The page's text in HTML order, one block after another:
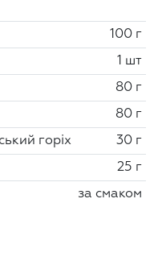
100 г
1 шт
80 г
80 г
горіх 30 г
25 г
за смаком